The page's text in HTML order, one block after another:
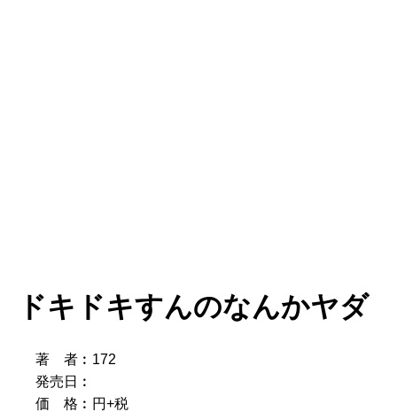
ドキドキすんのなんかヤダ
著 者︰172
発売日︰
価 格︰円+税